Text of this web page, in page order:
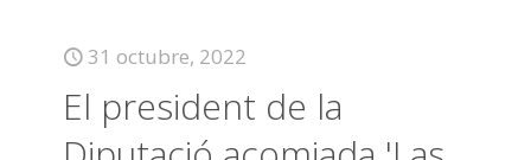
31 octubre, 2022
El president de la